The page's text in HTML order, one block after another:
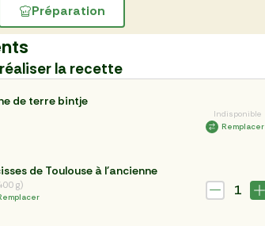
Préparation
la recette
de terre bintje
Indisponible
Remplacer
de Toulouse à l'ancienne
g)
1